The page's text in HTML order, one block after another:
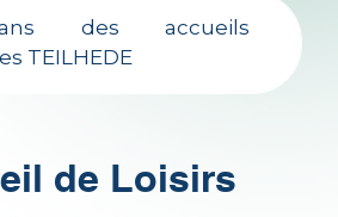
des accueils
TEILHEDE
de Loisirs